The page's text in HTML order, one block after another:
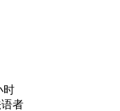
时
语者